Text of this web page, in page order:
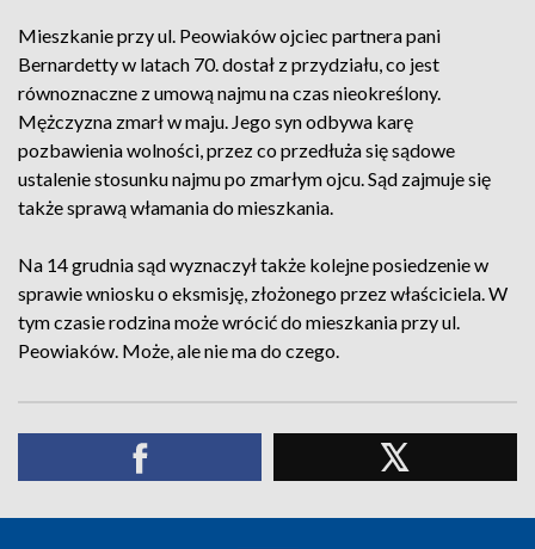
Mieszkanie przy ul. Peowiaków ojciec partnera pani
Bernardetty w latach 70. dostał z przydziału, co jest
równoznaczne z umową najmu na czas nieokreślony.
Mężczyzna zmarł w maju. Jego syn odbywa karę
pozbawienia wolności, przez co przedłuża się sądowe
ustalenie stosunku najmu po zmarłym ojcu. Sąd zajmuje się
także sprawą włamania do mieszkania.
Na 14 grudnia sąd wyznaczył także kolejne posiedzenie w
sprawie wniosku o eksmisję, złożonego przez właściciela. W
tym czasie rodzina może wrócić do mieszkania przy ul.
Peowiaków. Może, ale nie ma do czego.